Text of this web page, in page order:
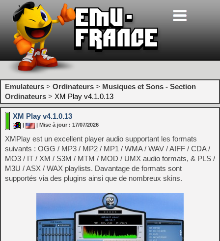
Emulateurs > Ordinateurs > Musiques et Sons - Section
Ordinateurs > XM Play v4.1.0.13
XM Play v4.1.0.13
| Mise à jour : 17/07/2026
XMPlay est un excellent player audio supportant les formats
suivants : OGG / MP3 / MP2 / MP1 / WMA / WAV / AIFF / CDA /
MO3 / IT / XM / S3M / MTM / MOD / UMX audio formats, & PLS /
M3U / ASX / WAX playlists. Davantage de formats sont
supportés via des plugins ainsi que de nombreux skins.